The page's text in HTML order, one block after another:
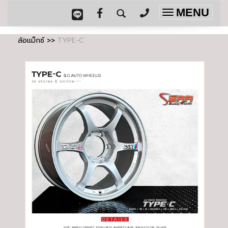
Toggle
navigation
MENU
ล้อแม็กซ์>> TYPE-C